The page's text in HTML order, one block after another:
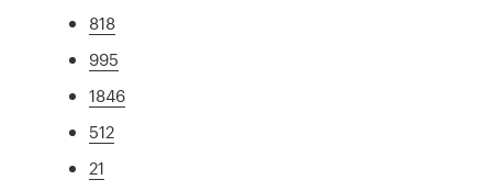
818
995
1846
512
21